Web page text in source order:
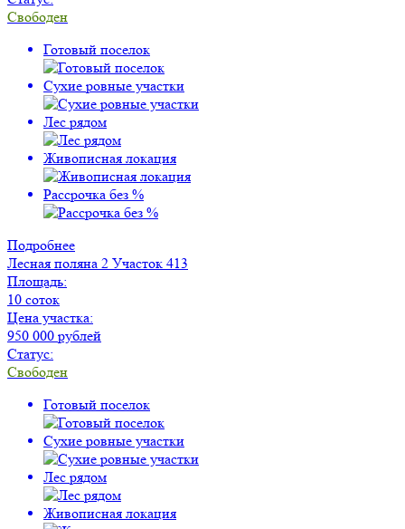
Свободен
Готовый поселок
Сухие ровные участки
Лес рядом
Живописная локация
Рассрочка без %
Подробнее
Лесная поляна 2 Участок 413
Площадь:
10 соток
Цена участка:
950 000 рублей
Статус:
Свободен
Готовый поселок
Сухие ровные участки
Лес рядом
Живописная локация